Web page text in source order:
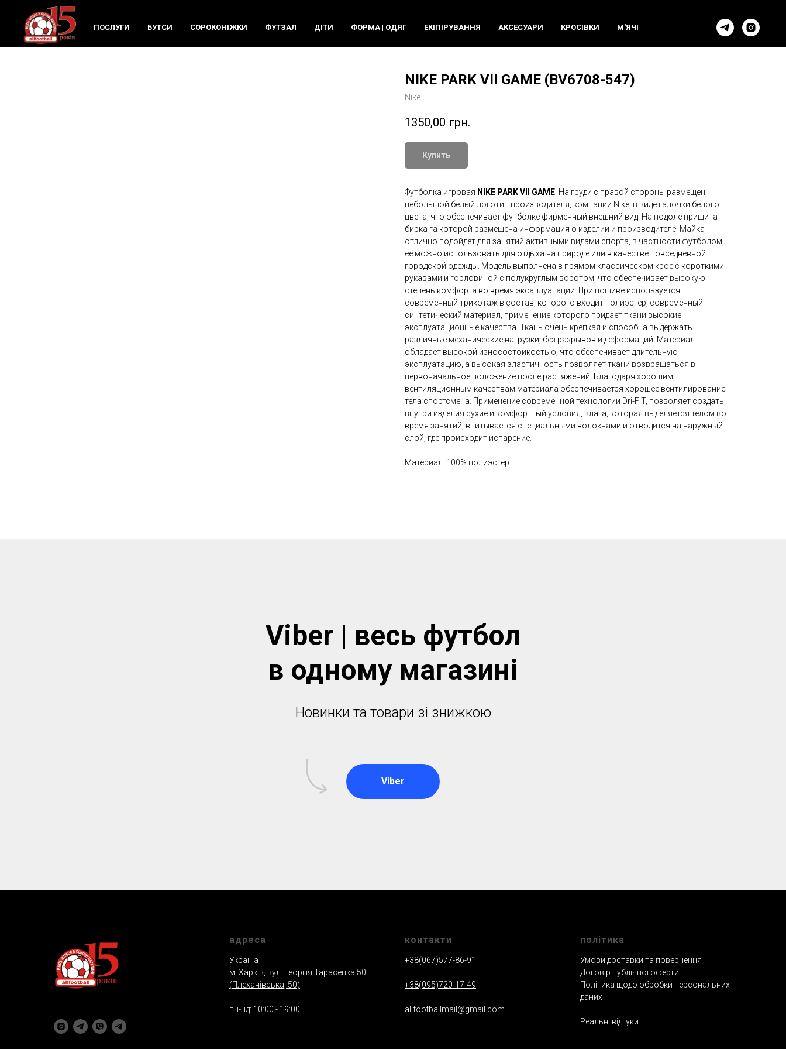
ПОСЛУГИ БУТСИ СОРОКОНIЖКИ ФУТЗАЛ ДIТИ ФОРМА | ОДЯГ ЕКIПIРУВАННЯ АКСЕСУАРИ КРОСIВКИ М'ЯЧI
NIKE PARK VII GAME (BV6708-547)
Nike
1350,00 грн.
Купить
Футболка игровая NIKE PARK VII GAME. На груди с правой стороны размещен
небольшой белый логотип производителя, компании Nike, в виде галочки белого
цвета, что обеспечивает футболке фирменный внешний вид. На подоле пришита
бирка га которой размещена информация о изделии и производителе. Майка
отлично подойдет для занятий активными видами спорта, в частности футболом,
ее можно использовать для отдыха на природе или в качестве повседневной
городской одежды. Модель выполнена в прямом классическом крое с короткими
рукавами и горловиной с полукруглым воротом, что обеспечивает высокую
степень комфорта во время эксаплуатации. При пошиве используется
современный трикотаж в состав, которого входит полиэстер, современный
синтетический материал, применение которого придает ткани высокие
эксплуатационные качества. Ткань очень крепкая и способна выдержать
различные механические нагрузки, без разрывов и деформаций. Материал
обладает высокой износостойкостью, что обеспечивает длительную
эксплуатацию, а высокая эластичность позволяет ткани возвращаться в
первоначальное положение после растяжений. Благодаря хорошим
вентиляционным качествам материала обеспечивается хорошее вентилирование
тела спортсмена. Применение современной технологии Dri-FIT, позволяет создать
внутри изделия сухие и комфортный условия, влага, которая выделяется телом во
время занятий, впитывается специальными волокнами и отводится на наружный
слой, где происходит испарение.
Материал: 100% полиэстер
Viber | весь футбол
в одному магазинi
Новинки та товари зі знижкою
Viber
адреса
Україна
м. Харкiв, вул. Георгія Тарасенка 50
(Плеханiвська, 50)
пн-нд: 10:00 - 19:00
контакти
+38(067)577-86-91
+38(095)720-17-49
allfootballmail@gmail.com
полiтика
Умови доставки та повернення
Договір публічної оферти
Політика щодо обробки персональних
даних
Реальнi вiдгуки